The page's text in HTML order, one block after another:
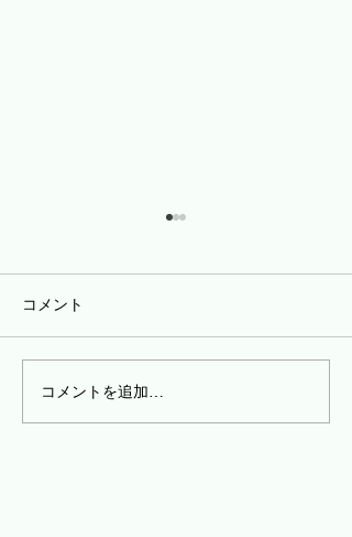
皆さんの感性に触れてみ
る
コメント
コメントを追加…